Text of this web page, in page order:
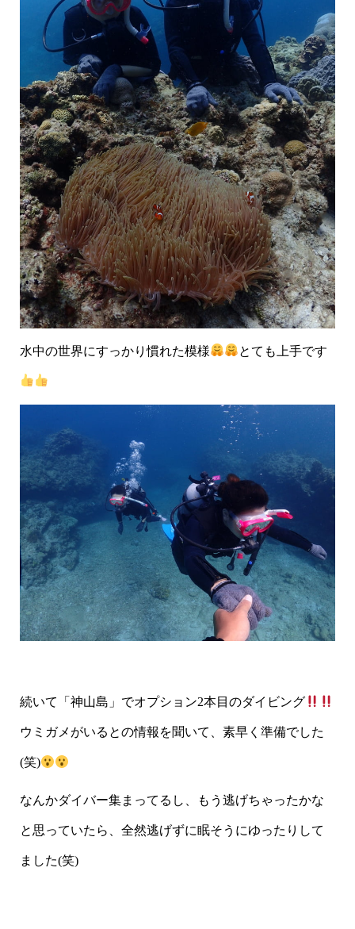
水中の世界にすっかり慣れた模様 とても上手です
続いて「神山島」でオプション2本目のダイビング
ウミガメがいるとの情報を聞いて、素早く準備でした
(笑)
なんかダイバー集まってるし、もう逃げちゃったかな
と思っていたら、全然逃げずに眠そうにゆったりして
ました(笑)